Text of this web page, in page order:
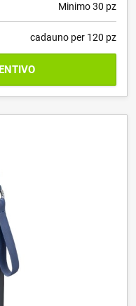
Minimo 30 pz
cadauno per 120 pz